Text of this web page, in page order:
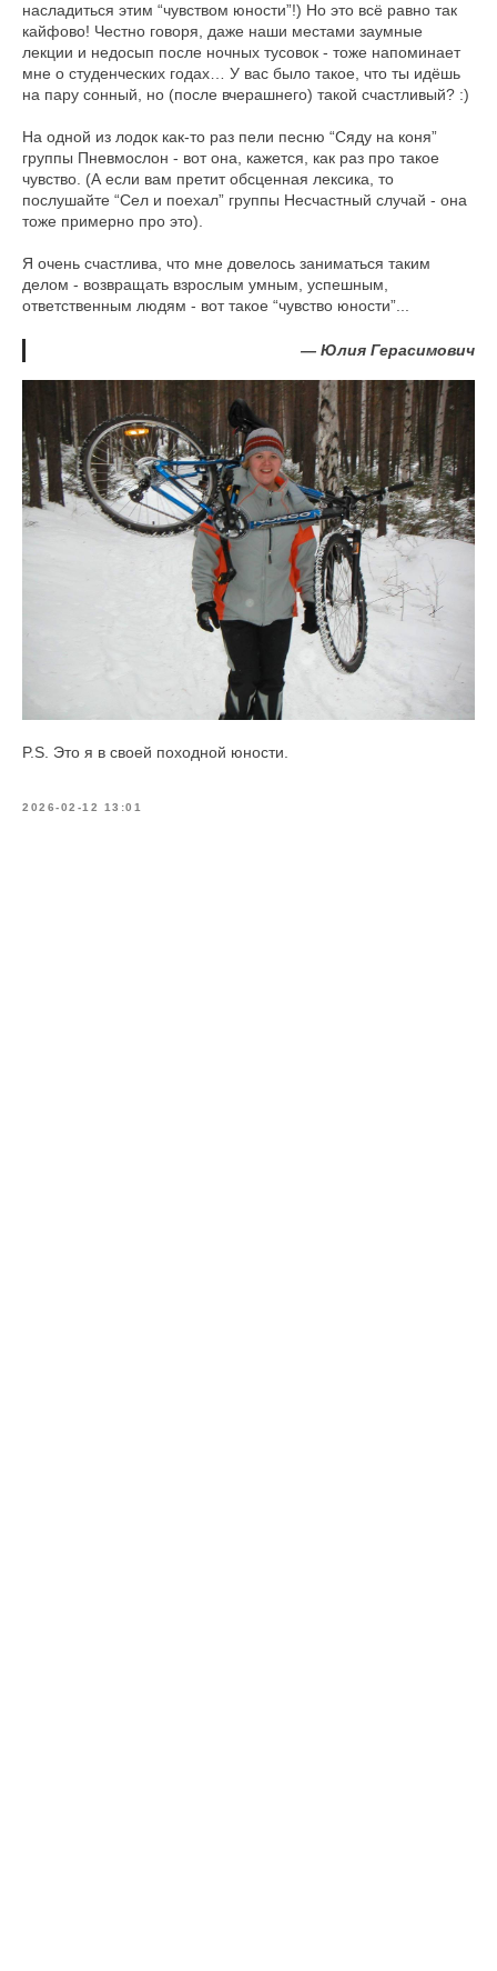
насладиться этим “чувством юности”!) Но это всё равно так
кайфово! Честно говоря, даже наши местами заумные
лекции и недосып после ночных тусовок - тоже напоминает
мне о студенческих годах… У вас было такое, что ты идёшь
на пару сонный, но (после вчерашнего) такой счастливый? :)
На одной из лодок как-то раз пели песню “Сяду на коня”
группы Пневмослон - вот она, кажется, как раз про такое
чувство. (А если вам претит обсценная лексика, то
послушайте “Сел и поехал” группы Несчастный случай - она
тоже примерно про это).
Я очень счастлива, что мне довелось заниматься таким
делом - возвращать взрослым умным, успешным,
ответственным людям - вот такое “чувство юности”...
— Юлия Герасимович
P.S. Это я в своей походной юности.
2026-02-12 13:01